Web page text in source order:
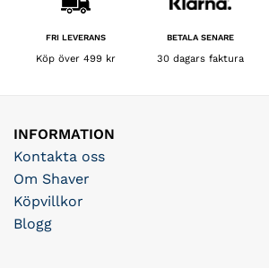
FRI LEVERANS
Köp över 499 kr
BETALA SENARE
30 dagars faktura
INFORMATION
Kontakta oss
Om Shaver
Köpvillkor
Blogg